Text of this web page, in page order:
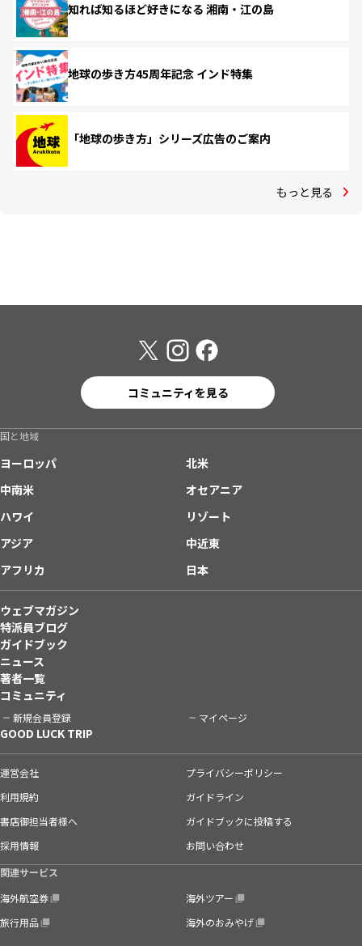
知れば知るほど好きになる 湘南・江の島
地球の歩き方45周年記念 インド特集
「地球の歩き方」シリーズ広告のご案内
もっと見る
コミュニティを見る
国と地域
ヨーロッパ
北米
中南米
オセアニア
ハワイ
リゾート
アジア
中近東
アフリカ
日本
ウェブマガジン
特派員ブログ
ガイドブック
ニュース
著者一覧
コミュニティ
新規会員登録 マイページ
GOOD LUCK TRIP
運営会社
プライバシーポリシー
利用規約
ガイドライン
書店御担当者様へ
ガイドブックに投稿する
採用情報
お問い合わせ
関連サービス
海外航空券
海外ツアー
旅行用品
海外のおみやげ